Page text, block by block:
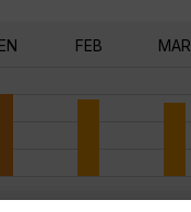
FEB MAR